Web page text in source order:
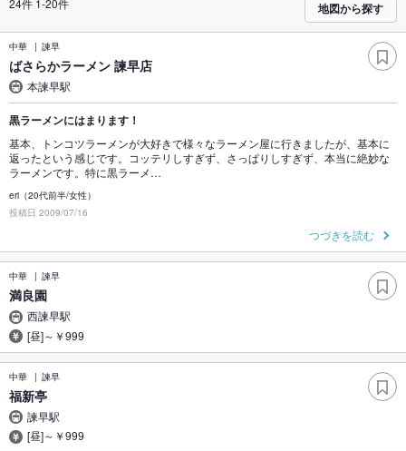
24件 1-20件 地図から探す
中華 諫早
ばさらかラーメン 諫早店
本諫早駅
黒ラーメンにはまります！
基本、トンコツラーメンが大好きで様々なラーメン屋に行きましたが、基本に
返ったという感じです。コッテリしすぎず、さっぱりしすぎず、本当に絶妙な
ラーメンです。特に黒ラーメ…
eri（20代前半/女性）
投稿日 2009/07/16
つづきを読む
中華 諫早
満良園
西諫早駅
[昼]～￥999
中華 諫早
福新亭
諫早駅
[昼]～￥999